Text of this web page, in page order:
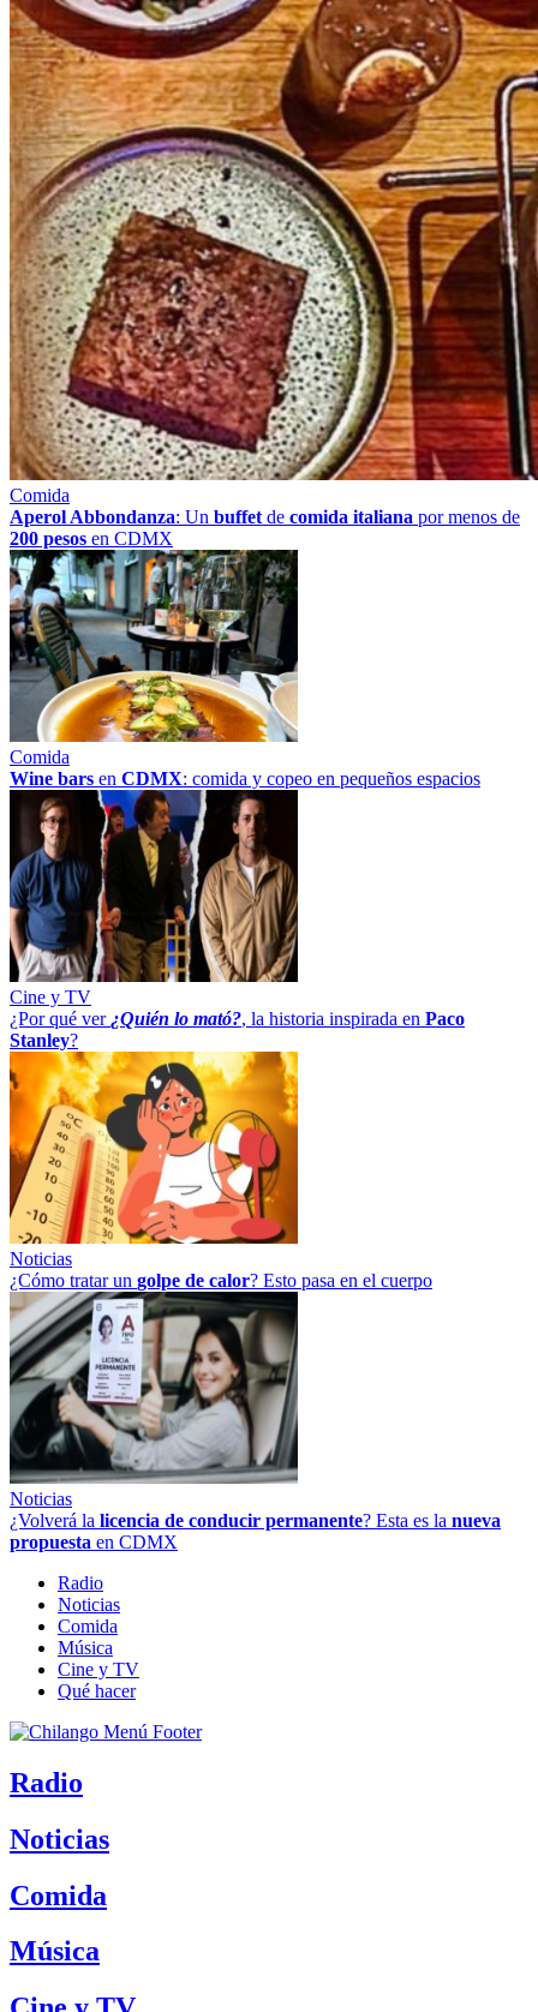
Comida
Aperol Abbondanza: Un buffet de comida italiana por menos de
200 pesos en CDMX
Comida
Wine bars en CDMX: comida y copeo en pequeños espacios
Cine y TV
¿Por qué ver ¿Quién lo mató?, la historia inspirada en Paco
Stanley?
Noticias
¿Cómo tratar un golpe de calor? Esto pasa en el cuerpo
Noticias
¿Volverá la licencia de conducir permanente? Esta es la nueva
propuesta en CDMX
Radio
Noticias
Comida
Música
Cine y TV
Qué hacer
Radio
Noticias
Comida
Música